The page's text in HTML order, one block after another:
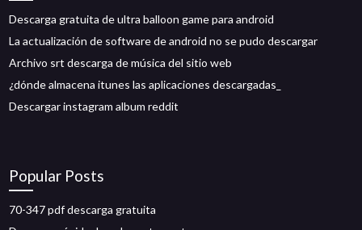
Descarga gratuita de ultra balloon game para android
La actualización de software de android no se pudo descargar
Archivo srt descarga de música del sitio web
¿dónde almacena itunes las aplicaciones descargadas_
Descargar instagram album reddit
Popular Posts
70-347 pdf descarga gratuita